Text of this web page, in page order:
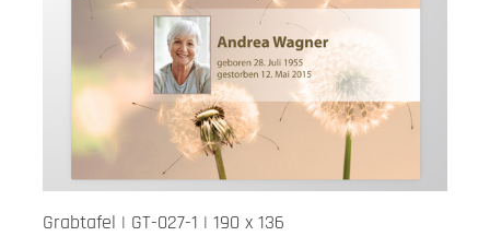
Grabtafel | GT-027-1 | 190 x 136